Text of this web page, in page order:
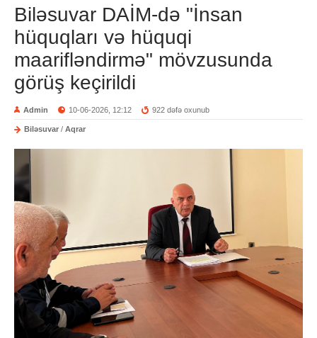
Biləsuvar DAİM-də "İnsan
hüquqları və hüquqi
maarifləndirmə" mövzusunda
görüş keçirildi
Admin 10-06-2026, 12:12 922 dəfə oxunub
Biləsuvar / Aqrar